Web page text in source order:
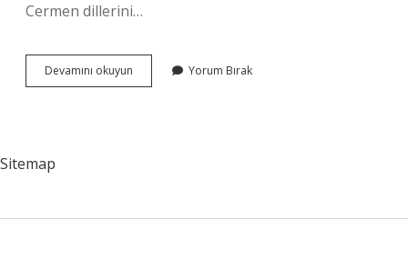
Cermen dillerini…
Devamını okuyun
Irkı
Yorum Bırak
Sitemap